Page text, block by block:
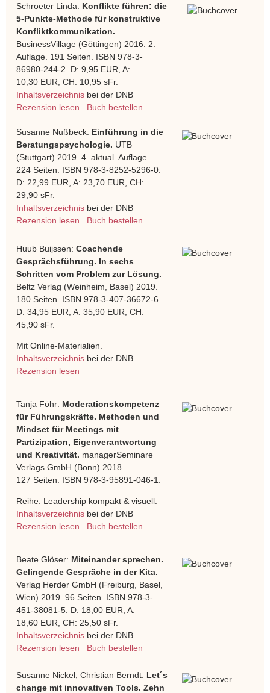
Schroeter Linda: Konflikte führen: die
5-Punkte-Methode für konstruktive
Konfliktkommunikation.
BusinessVillage (Göttingen) 2016. 2.
Auflage. 191 Seiten. ISBN 978-3-
86980-244-2. D: 9,95 EUR, A:
10,30 EUR, CH: 10,95 sFr.
Inhaltsverzeichnis bei der DNB
Rezension lesen
Buch bestellen
Susanne Nußbeck: Einführung in die
Beratungspsychologie. UTB
(Stuttgart) 2019. 4. aktual. Auflage.
224 Seiten. ISBN 978-3-8252-5296-0.
D: 22,99 EUR, A: 23,70 EUR, CH:
29,90 sFr.
Inhaltsverzeichnis bei der DNB
Rezension lesen
Buch bestellen
Huub Buijssen: Coachende
Gesprächsführung. In sechs
Schritten vom Problem zur Lösung.
Beltz Verlag (Weinheim, Basel) 2019.
180 Seiten. ISBN 978-3-407-36672-6.
D: 34,95 EUR, A: 35,90 EUR, CH:
45,90 sFr.
Mit Online-Materialien.
Inhaltsverzeichnis bei der DNB
Rezension lesen
Tanja Föhr: Moderationskompetenz
für Führungskräfte. Methoden und
Mindset für Meetings mit
Partizipation, Eigenverantwortung
und Kreativität. managerSeminare
Verlags GmbH (Bonn) 2018.
127 Seiten. ISBN 978-3-95891-046-1.
Reihe: Leadership kompakt & visuell.
Inhaltsverzeichnis bei der DNB
Rezension lesen
Buch bestellen
Beate Glöser: Miteinander sprechen.
Gelingende Gespräche in der Kita.
Verlag Herder GmbH (Freiburg, Basel,
Wien) 2019. 96 Seiten. ISBN 978-3-
451-38081-5. D: 18,00 EUR, A:
18,60 EUR, CH: 25,50 sFr.
Inhaltsverzeichnis bei der DNB
Rezension lesen
Buch bestellen
Susanne Nickel, Christian Berndt: Let´s
change mit innovativen Tools. Zehn